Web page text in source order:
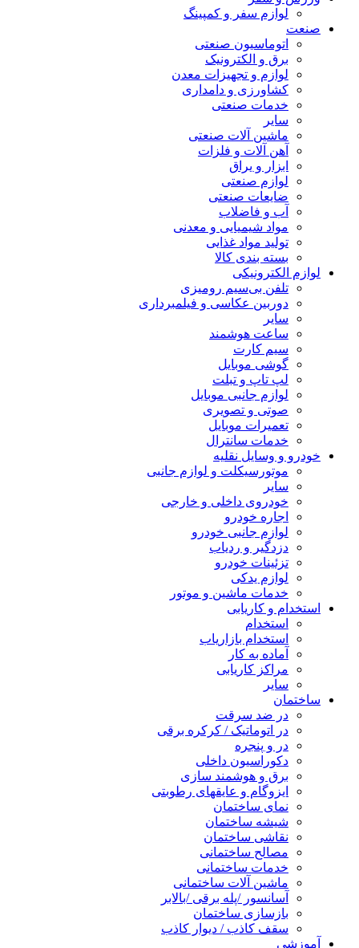
لوازم سفر و کمپینگ
صنعت
اتوماسیون صنعتی
برق و الکترونیک
لوازم و تجهیزات معدن
کشاورزی و دامداری
خدمات صنعتی
سایر
ماشین آلات صنعتی
آهن آلات و فلزات
ابزار و یراق
لوازم صنعتی
ضایعات صنعتی
آب و فاضلاب
مواد شیمیایی و معدنی
تولید مواد غذایی
بسته بندی کالا
لوازم الکترونیکی
تلفن بی‌سیم رومیزی
دوربین عکاسی و فیلمبرداری
سایر
ساعت هوشمند
سیم کارت
گوشی موبایل
لپ تاپ و تبلت
لوازم جانبی موبایل
صوتی و تصویری
تعمیرات موبایل
خدمات سانترال
خودرو و وسایل نقلیه
موتورسیکلت و لوازم جانبی
سایر
خودروی داخلی و خارجی
اجاره خودرو
لوازم جانبی خودرو
دزدگیر و ردیاب
تزئینات خودرو
لوازم یدکی
خدمات ماشین و موتور
استخدام و کاریابی
استخدام
استخدام بازاریاب
آماده به کار
مراکز کاریابی
سایر
ساختمان
در ضد سرقت
در اتوماتیک / کرکره برقی
در و پنجره
دکوراسیون داخلی
برق و هوشمند سازی
ایزوگام و عایقهای رطوبتی
نمای ساختمان
شیشه ساختمان
نقاشی ساختمان
مصالح ساختمانی
خدمات ساختمانی
ماشین آلات ساختمانی
آسانسور /پله برقی /بالابر
بازسازی ساختمان
سقف کاذب / دیوار کاذب
آموزشی